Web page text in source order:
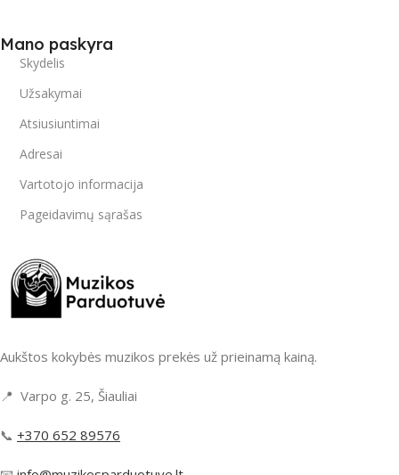
Mano paskyra
Skydelis
Užsakymai
Atsiusiuntimai
Adresai
Vartotojo informacija
Pageidavimų sąrašas
Aukštos kokybės muzikos prekės už prieinamą kainą.
📍 Varpo g. 25, Šiauliai
📞 +370 652 89576